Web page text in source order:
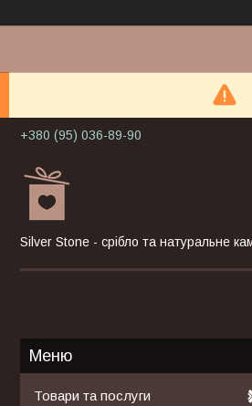
+380 (95) 036-89-90
Silver Stone - срібло та натуральне
Товари та послуги